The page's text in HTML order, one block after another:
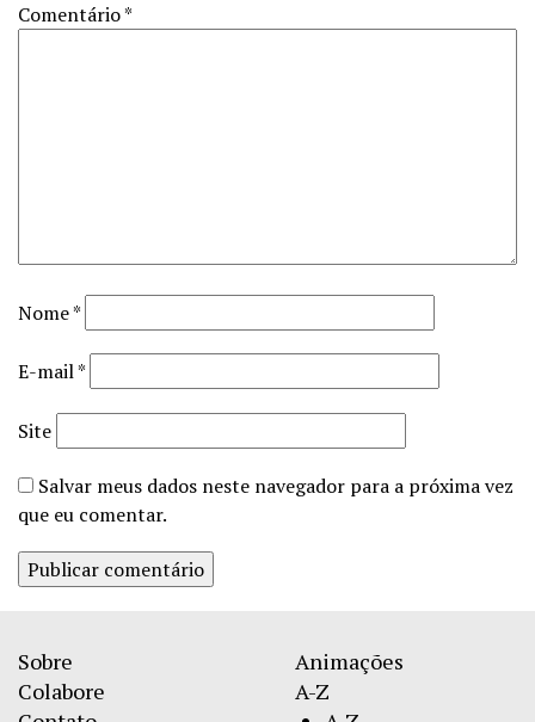
Comentário*
Nome*
E-mail*
Site
Salvar meus dados neste navegador para a próxima vez
que eu comentar.
Sobre
Colabore
Animações
A-Z